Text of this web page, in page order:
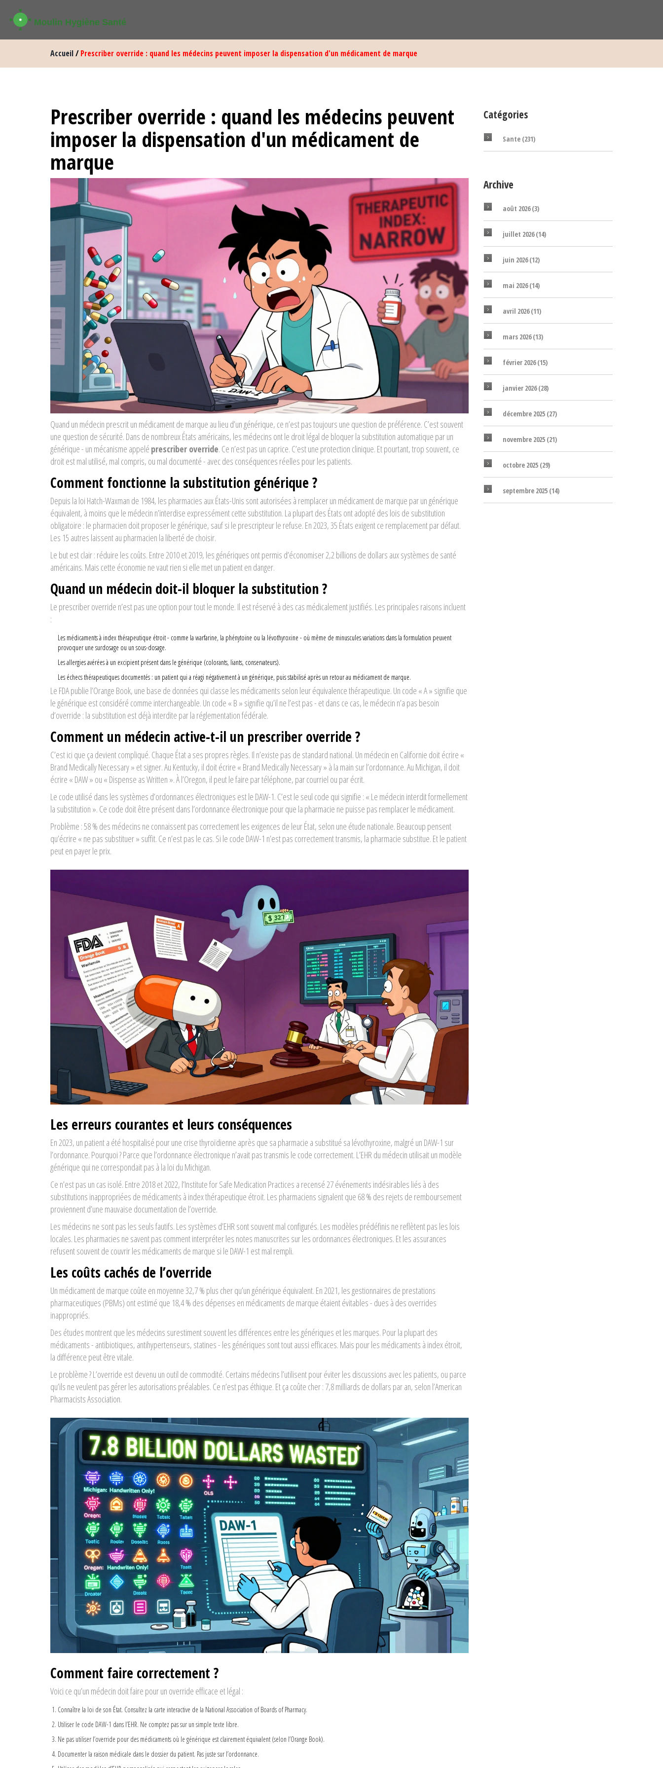
Accueil/Prescriber override : quand les médecins peuvent imposer la dispensation d'un médicament de marque
Prescriber override : quand les médecins peuvent
imposer la dispensation d'un médicament de
marque
Quand un médecin prescrit un médicament de marque au lieu d’un générique, ce n’est pas toujours une question de préférence. C’est souvent
une question de sécurité. Dans de nombreux États américains, les médecins ont le droit légal de bloquer la substitution automatique par un
générique - un mécanisme appelé prescriber override. Ce n’est pas un caprice. C’est une protection clinique. Et pourtant, trop souvent, ce
droit est mal utilisé, mal compris, ou mal documenté - avec des conséquences réelles pour les patients.
Comment fonctionne la substitution générique ?
Depuis la loi Hatch-Waxman de 1984, les pharmacies aux États-Unis sont autorisées à remplacer un médicament de marque par un générique
équivalent, à moins que le médecin n’interdise expressément cette substitution. La plupart des États ont adopté des lois de substitution
obligatoire : le pharmacien doit proposer le générique, sauf si le prescripteur le refuse. En 2023, 35 États exigent ce remplacement par défaut.
Les 15 autres laissent au pharmacien la liberté de choisir.
Le but est clair : réduire les coûts. Entre 2010 et 2019, les génériques ont permis d’économiser 2,2 billions de dollars aux systèmes de santé
américains. Mais cette économie ne vaut rien si elle met un patient en danger.
Quand un médecin doit-il bloquer la substitution ?
Le prescriber override n’est pas une option pour tout le monde. Il est réservé à des cas médicalement justifiés. Les principales raisons incluent
:
Les médicaments à index thérapeutique étroit - comme la warfarine, la phénytoïne ou la lévothyroxine - où même de minuscules variations dans la formulation peuvent
provoquer une surdosage ou un sous-dosage.
Les allergies avérées à un excipient présent dans le générique (colorants, liants, conservateurs).
Les échecs thérapeutiques documentés : un patient qui a réagi négativement à un générique, puis stabilisé après un retour au médicament de marque.
Le FDA publie l’Orange Book, une base de données qui classe les médicaments selon leur équivalence thérapeutique. Un code « A » signifie que
le générique est considéré comme interchangeable. Un code « B » signifie qu’il ne l’est pas - et dans ce cas, le médecin n’a pas besoin
d’override : la substitution est déjà interdite par la réglementation fédérale.
Comment un médecin active-t-il un prescriber override ?
C’est ici que ça devient compliqué. Chaque État a ses propres règles. Il n’existe pas de standard national. Un médecin en Californie doit écrire «
Brand Medically Necessary » et signer. Au Kentucky, il doit écrire « Brand Medically Necessary » à la main sur l’ordonnance. Au Michigan, il doit
écrire « DAW » ou « Dispense as Written ». À l’Oregon, il peut le faire par téléphone, par courriel ou par écrit.
Le code utilisé dans les systèmes d’ordonnances électroniques est le DAW-1. C’est le seul code qui signifie : « Le médecin interdit formellement
la substitution ». Ce code doit être présent dans l’ordonnance électronique pour que la pharmacie ne puisse pas remplacer le médicament.
Problème : 58 % des médecins ne connaissent pas correctement les exigences de leur État, selon une étude nationale. Beaucoup pensent
qu’écrire « ne pas substituer » suffit. Ce n’est pas le cas. Si le code DAW-1 n’est pas correctement transmis, la pharmacie substitue. Et le patient
peut en payer le prix.
Les erreurs courantes et leurs conséquences
En 2023, un patient a été hospitalisé pour une crise thyroïdienne après que sa pharmacie a substitué sa lévothyroxine, malgré un DAW-1 sur
l’ordonnance. Pourquoi ? Parce que l’ordonnance électronique n’avait pas transmis le code correctement. L’EHR du médecin utilisait un modèle
générique qui ne correspondait pas à la loi du Michigan.
Ce n’est pas un cas isolé. Entre 2018 et 2022, l’Institute for Safe Medication Practices a recensé 27 événements indésirables liés à des
substitutions inappropriées de médicaments à index thérapeutique étroit. Les pharmaciens signalent que 68 % des rejets de remboursement
proviennent d’une mauvaise documentation de l’override.
Les médecins ne sont pas les seuls fautifs. Les systèmes d’EHR sont souvent mal configurés. Les modèles prédéfinis ne reflètent pas les lois
locales. Les pharmacies ne savent pas comment interpréter les notes manuscrites sur les ordonnances électroniques. Et les assurances
refusent souvent de couvrir les médicaments de marque si le DAW-1 est mal rempli.
Les coûts cachés de l’override
Un médicament de marque coûte en moyenne 32,7 % plus cher qu’un générique équivalent. En 2021, les gestionnaires de prestations
pharmaceutiques (PBMs) ont estimé que 18,4 % des dépenses en médicaments de marque étaient évitables - dues à des overrides
inappropriés.
Des études montrent que les médecins surestiment souvent les différences entre les génériques et les marques. Pour la plupart des
médicaments - antibiotiques, antihypertenseurs, statines - les génériques sont tout aussi efficaces. Mais pour les médicaments à index étroit,
la différence peut être vitale.
Le problème ? L’override est devenu un outil de commodité. Certains médecins l’utilisent pour éviter les discussions avec les patients, ou parce
qu’ils ne veulent pas gérer les autorisations préalables. Ce n’est pas éthique. Et ça coûte cher : 7,8 milliards de dollars par an, selon l’American
Pharmacists Association.
Comment faire correctement ?
Voici ce qu’un médecin doit faire pour un override efficace et légal :
Connaître la loi de son État. Consultez la carte interactive de la National Association of Boards of Pharmacy.
Utiliser le code DAW-1 dans l’EHR. Ne comptez pas sur un simple texte libre.
Ne pas utiliser l’override pour des médicaments où le générique est clairement équivalent (selon l’Orange Book).
Documenter la raison médicale dans le dossier du patient. Pas juste sur l’ordonnance.
Catégories
Sante (231)
Archive
août 2026(3)
juillet 2026(14)
juin 2026(12)
mai 2026(14)
avril 2026(11)
mars 2026(13)
février 2026(15)
janvier 2026(28)
décembre 2025 (27)
novembre 2025 (21)
octobre 2025 (29)
septembre 2025 (14)